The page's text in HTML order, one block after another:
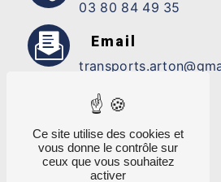
03 80 84 49 35
Email
Ce site utilise des cookies et
vous donne le contrôle sur
ceux que vous souhaitez
activer